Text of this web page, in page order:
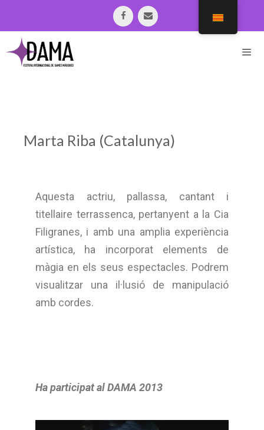
Marta Riba (Catalunya)
Aquesta actriu, pallassa, cantant i
titellaire terrassenca, pertanyent a la Cia
Filigranes, i amb una amplia experiència
artística, ha incorporat elements de
màgia en els seus espectacles. Podrem
visualitzar una il·lusió de manipulació
amb cordes.
Ha participat al DAMA 2013